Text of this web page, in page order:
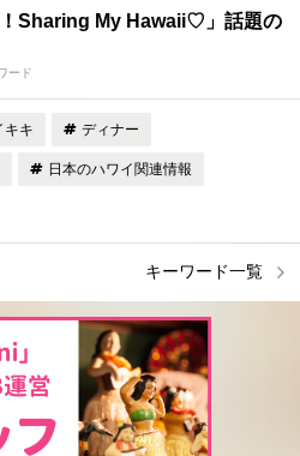
！Sharing My Hawaii♡」話題の
ード
キキ ディナー
日本のハワイ関連情報
キーワード一覧